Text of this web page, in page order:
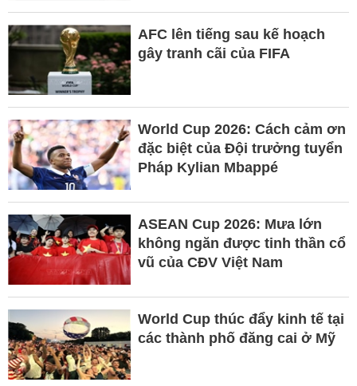
AFC lên tiếng sau kế hoạch
gây tranh cãi của FIFA
World Cup 2026: Cách cảm ơn
đặc biệt của Đội trưởng tuyển
Pháp Kylian Mbappé
ASEAN Cup 2026: Mưa lớn
không ngăn được tinh thần cổ
vũ của CĐV Việt Nam
World Cup thúc đẩy kinh tế tại
các thành phố đăng cai ở Mỹ